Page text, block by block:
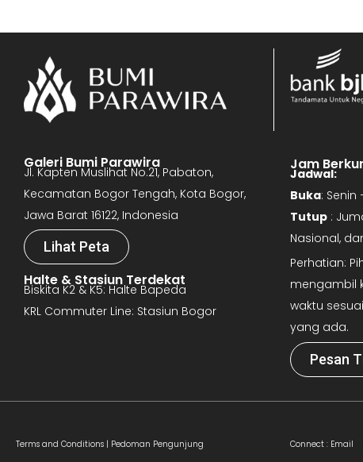
Galeri Bumi Parawira
Jl. Kapten Muslihat No.21, Pabaton,
Kecamatan Bogor Tengah, Kota Bogor,
Jawa Barat 16122, Indonesia
Lihat Peta
Halte & Stasiun Terdekat
Biskita K2 & K5: Halte Bapeda
KRL Commuter Line: Stasiun Bogor
Jam
Jadwal:
Buka:
Tutup :
Nasional,
Perhatian:
mengambil
waktu
yang ada.
Pesan
Terms and Conditions | Pedoman Pengunjung Connect : Email